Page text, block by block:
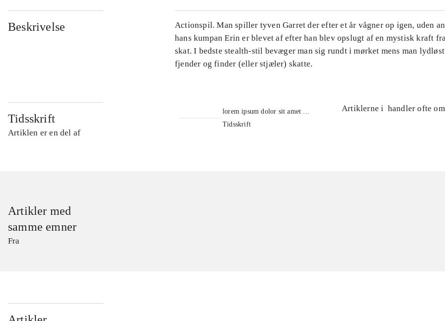
Beskrivelse
Actionspil. Man spiller tyven Garret der efter et år vågner op igen, uden
hans kumpan Erin er blevet af efter han blev opslugt af en mystisk kraft
skat. I bedste stealth-stil bevæger man sig rundt i mørket mens man
fjender og finder (eller stjæler) skatte.
Tidsskrift
Artiklen er en del af
lorem ipsum dolor sit amet ...
Tidsskrift
Artiklerne i handler ofte om
Artikler med
samme emner
Fra